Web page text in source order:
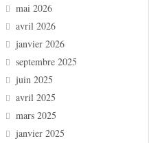
mai 2026
avril 2026
janvier 2026
septembre 2025
juin 2025
avril 2025
mars 2025
janvier 2025